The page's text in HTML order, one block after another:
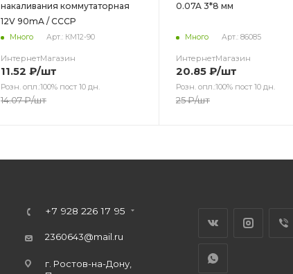
накаливания коммутаторная
12V 90mA / CCCР
Много Арт.: КМ12-90
ИнтернетМагазин
11.52 ₽/шт
Розн. опл.:100% пост 10 дн.
14.07₽/шт
0.07A 3*8 мм
Много Арт.: 86085
ИнтернетМагазин
20.85 ₽/шт
Розн. опл.:100% пост 10 дн.
25₽/шт
+7 928 226 17 95
2360643@mail.ru
г. Ростов-на-Дону,